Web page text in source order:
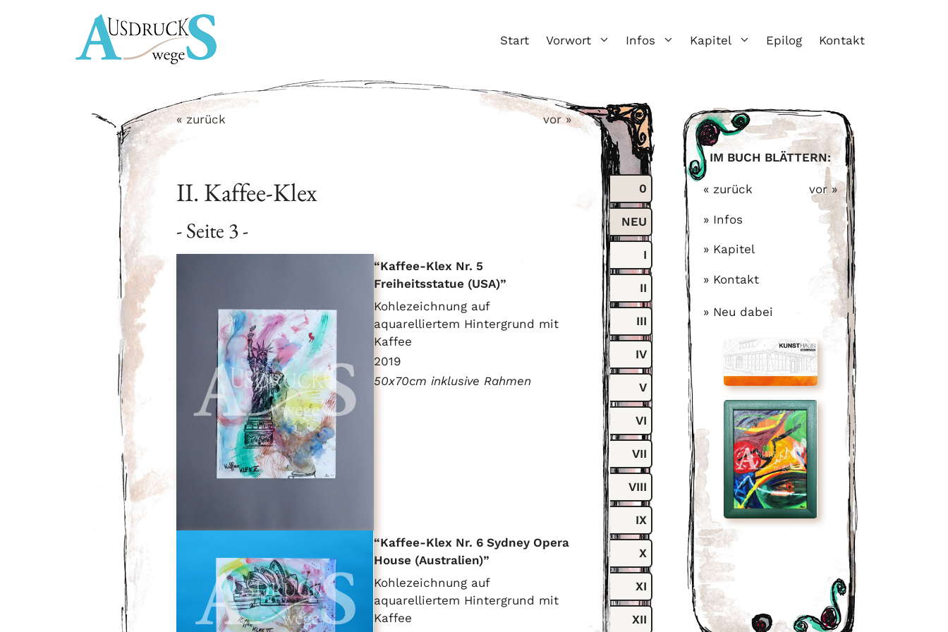
Start Vorwort Infos Kapitel Epilog Kontakt
« zurück vor »
II. Kaffee-Klex
- Seite 3 -
Kaffee-Klex Nr. 5
Freiheitsstatue (USA)
Kohlezeichnung auf
aquarelliertem Hintergrund mit
Kaffee
2019
50x70cm inklusive Rahmen
Kaffee-Klex Nr. 6 Sydney Opera
House (Australien)
Kohlezeichnung auf
aquarelliertem Hintergrund mit
Kaffee
0
NEU
I
II
III
IV
V
VI
VII
VIII
IX
X
XI
XII
IM BUCH BLÄTTERN:
« zurück vor »
» Infos
» Kapitel
» Kontakt
» Neu dabei